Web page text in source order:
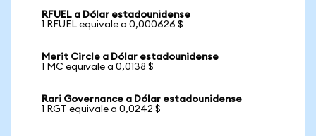
RFUEL a Dólar estadounidense
1 RFUEL equivale a 0,000626 $
Merit Circle a Dólar estadounidense
1 MC equivale a 0,0138 $
Rari Governance a Dólar estadounidense
1 RGT equivale a 0,0242 $